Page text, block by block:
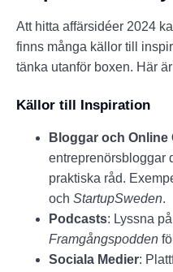
Att hitta affärsidéer 2024
finns många källor till
tänka utanför boxen. Här
Källor till Inspiration
Bloggar och Online
entreprenörsbloggar
praktiska råd.
och StartupSweden.
Podcasts: Lyssna
Framgångspodden
Sociala Medier: